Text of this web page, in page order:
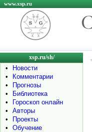
www.xsp.ru
xsp.ru/sh/
•
Новости
•
Комментарии
•
Прогнозы
•
Библиотека
•
Гороскоп онлайн
•
Авторы
•
Проекты
•
Обучение